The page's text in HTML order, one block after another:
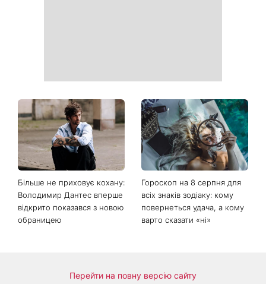
Більше не приховує кохану:
Володимир Дантес вперше
відкрито показався з новою
обраницею
Гороскоп на 8 серпня для
всіх знаків зодіаку: кому
повернеться удача, а кому
варто сказати «ні»
Перейти на повну версію сайту